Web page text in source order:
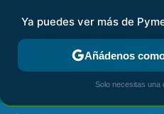
FISCALIDAD Y CONTABILIDAD
Ya puedes ver más de
Añádenos
Solo necesitas una